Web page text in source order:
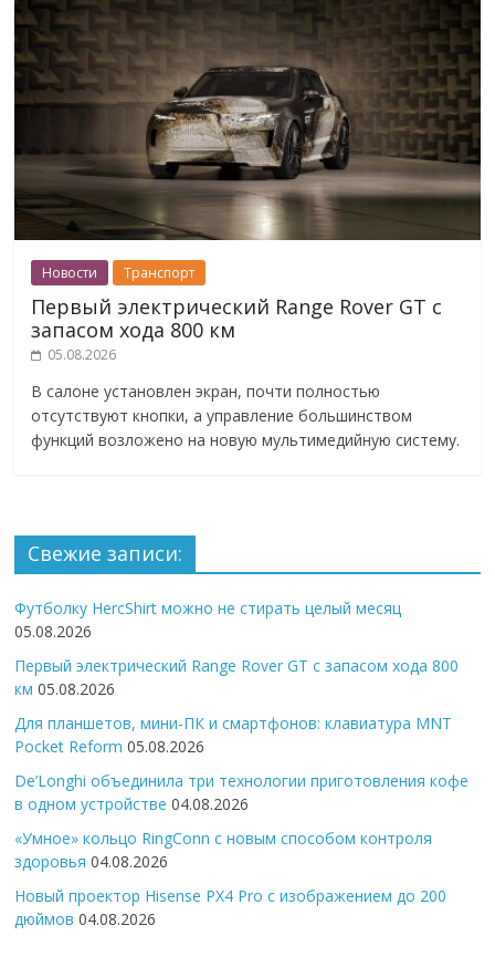
Новости Транспорт
Первый электрический Range Rover GT с
запасом хода 800 км
05.08.2026
В салоне установлен экран, почти полностью
отсутствуют кнопки, а управление большинством
функций возложено на новую мультимедийную систему.
Свежие записи:
Футболку HercShirt можно не стирать целый месяц
05.08.2026
Первый электрический Range Rover GT с запасом хода 800
км 05.08.2026
Для планшетов, мини-ПК и смартфонов: клавиатура MNT
Pocket Reform 05.08.2026
De’Longhi объединила три технологии приготовления кофе
в одном устройстве 04.08.2026
«Умное» кольцо RingConn с новым способом контроля
здоровья 04.08.2026
Новый проектор Hisense PX4 Pro с изображением до 200
дюймов 04.08.2026